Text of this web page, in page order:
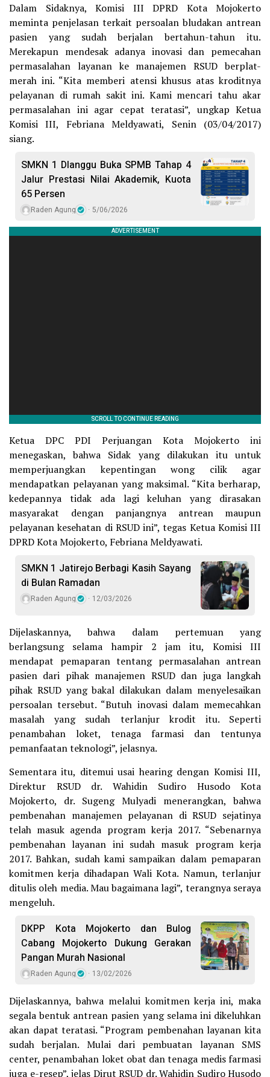
Dalam Sidaknya, Komisi III DPRD Kota Mojokerto
meminta penjelasan terkait persoalan bludakan antrean
pasien yang sudah berjalan bertahun-tahun itu.
Merekapun mendesak adanya inovasi dan pemecahan
permasalahan layanan ke manajemen RSUD berplat-
merah ini. “Kita memberi atensi khusus atas kroditnya
pelayanan di rumah sakit ini. Kami mencari tahu akar
permasalahan ini agar cepat teratasi”, ungkap Ketua
Komisi III, Febriana Meldyawati, Senin (03/04/2017)
siang.
SMKN 1 Dlanggu Buka SPMB Tahap 4
Jalur Prestasi Nilai Akademik, Kuota
65 Persen
Raden Agung 5/06/2026
Ketua DPC PDI Perjuangan Kota Mojokerto ini
menegaskan, bahwa Sidak yang dilakukan itu untuk
memperjuangkan kepentingan wong cilik agar
mendapatkan pelayanan yang maksimal. “Kita berharap,
kedepannya tidak ada lagi keluhan yang dirasakan
masyarakat dengan panjangnya antrean maupun
pelayanan kesehatan di RSUD ini”, tegas Ketua Komisi III
DPRD Kota Mojokerto, Febriana Meldyawati.
SMKN 1 Jatirejo Berbagi Kasih Sayang
di Bulan Ramadan
Raden Agung 12/03/2026
Dijelaskannya, bahwa dalam pertemuan yang
berlangsung selama hampir 2 jam itu, Komisi III
mendapat pemaparan tentang permasalahan antrean
pasien dari pihak manajemen RSUD dan juga langkah
pihak RSUD yang bakal dilakukan dalam menyelesaikan
persoalan tersebut. “Butuh inovasi dalam memecahkan
masalah yang sudah terlanjur krodit itu. Seperti
penambahan loket, tenaga farmasi dan tentunya
pemanfaatan teknologi”, jelasnya.
Sementara itu, ditemui usai hearing dengan Komisi III,
Direktur RSUD dr. Wahidin Sudiro Husodo Kota
Mojokerto, dr. Sugeng Mulyadi menerangkan, bahwa
pembenahan manajemen pelayanan di RSUD sejatinya
telah masuk agenda program kerja 2017. “Sebenarnya
pembenahan layanan ini sudah masuk program kerja
2017. Bahkan, sudah kami sampaikan dalam pemaparan
komitmen kerja dihadapan Wali Kota. Namun, terlanjur
ditulis oleh media. Mau bagaimana lagi”, terangnya seraya
mengeluh.
DKPP Kota Mojokerto dan Bulog
Cabang Mojokerto Dukung Gerakan
Pangan Murah Nasional
Raden Agung 13/02/2026
Dijelaskannya, bahwa melalui komitmen kerja ini, maka
segala bentuk antrean pasien yang selama ini dikeluhkan
akan dapat teratasi. “Program pembenahan layanan kita
sudah berjalan. Mulai dari pembuatan layanan SMS
center, penambahan loket obat dan tenaga medis farmasi
juga e-resep”, jelas Dirut RSUD dr. Wahidin Sudiro Husodo